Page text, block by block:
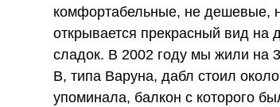
комфортабельные, не дешевые,
открывается прекрасный вид
сладок. В 2002 году мы жили на
В, типа Варуна, дабл стоил
упоминала, балкон с которого